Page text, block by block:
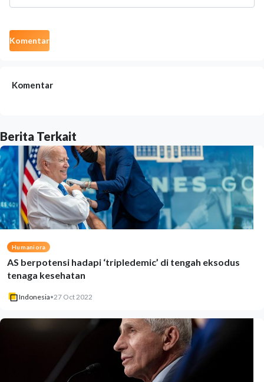
Komentar
Komentar
Berita Terkait
Humaniora
AS berpotensi hadapi ‘tripledemic’ di tengah eksodus
tenaga kesehatan
Indonesia•27 Oct 2022